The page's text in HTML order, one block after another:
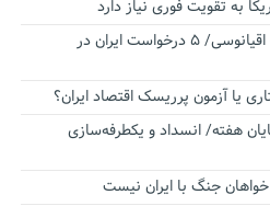
به تقویت فوری نیاز دارد
اقتدار ناوگروه ۱۰۳ در مأموریت‌ اقیانوسی/ ۵ درخواست ایران در
یا آزمون پرریسک اقتصاد ایران؟
هفته/ انسداد و یکطرفه‌سازی
جنگ با ایران نیست